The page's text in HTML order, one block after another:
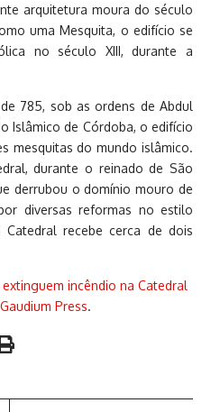
arquitetura moura do século
uma Mesquita, o edifício se
no século XIII, durante a
785, sob as ordens de Abdul
Islâmico de Córdoba, o edifício
mesquitas do mundo islâmico.
durante o reinado de São
derrubou o domínio mouro de
diversas reformas no estilo
Catedral recebe cerca de dois
incêndio na Catedral
Gaudium Press.